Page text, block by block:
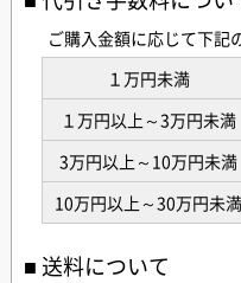
ご購入金額に応じて下記
１万円未満
１万円以上～3万円未満
3万円以上～10万円未満
10万円以上～30万円未満
送料について